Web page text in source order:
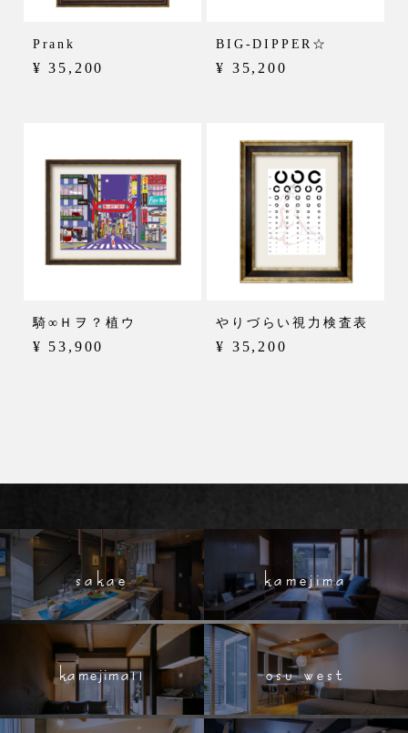
Prank
¥ 35,200
BIG-DIPPER☆
¥ 35,200
騎∞Ｈヲ？植ウ
¥ 53,900
やりづらい視力検査表
¥ 35,200
sakae kamejima
kamejima11 osu west